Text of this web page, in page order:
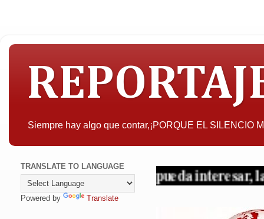
Siempre hay algo que contar,¡PORQUE EL SILENCIO
A quien pueda interesar, la
TRANSLATE TO LANGUAGE
Powered by Translate